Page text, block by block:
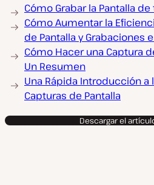
Cómo Grabar la Pantalla de
Cómo Aumentar la
de Pantalla y Grabaciones
Cómo Hacer una Captura
Un Resumen
Una Rápida Introducción a
Capturas de Pantalla
Descargar el